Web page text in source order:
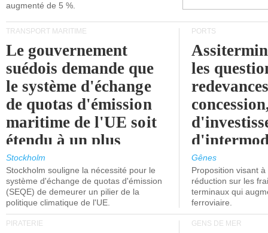
augmenté de 5 %.
TRANSPORT MARITIME
Le gouvernement
suédois demande que
le système d'échange
de quotas d'émission
maritime de l'UE soit
étendu à un plus
grand nombre de
navires.
Stockholm
Stockholm souligne la nécessité pour le
système d'échange de quotas d'émission
(SEQE) de demeurer un pilier de la
politique climatique de l'UE.
PORTS
les
l'attention
politiciens.
Gênes
Proposition visant
réduction sur les
terminaux qui
ferroviaire.
PIRATERIE GENS DE MER